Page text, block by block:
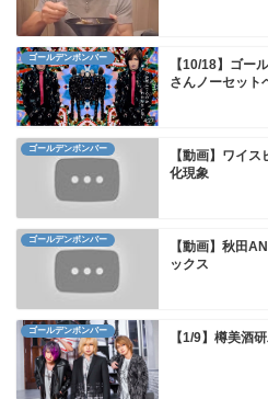
ゴールデンボンバー
【10/18】ゴー
さんノーセット
ゴールデンボンバー
【動画】ワイ
化現象
ゴールデンボンバー
【動画】秋田
ックス
ゴールデンボンバー 【1/9】樽美酒